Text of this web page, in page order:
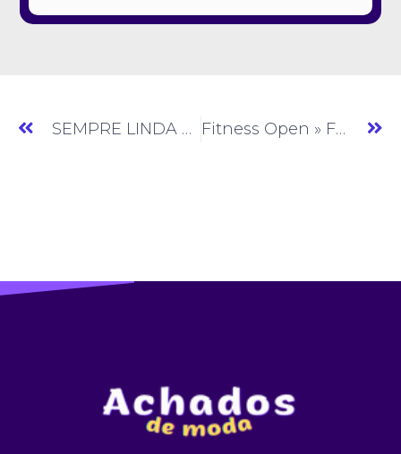
SEMPRE LINDA ATACADO » Moda Feminina » SP » (#AM763) Fitness Open » Fitness » SP » (#AM765)